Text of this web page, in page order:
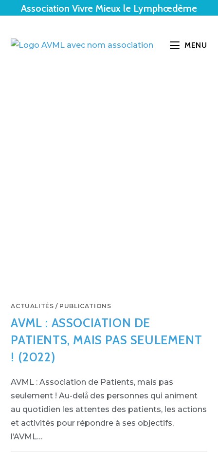
Association Vivre Mieux le Lymphœdème
MENU
ACTUALITÉS / PUBLICATIONS
AVML : ASSOCIATION DE
PATIENTS, MAIS PAS SEULEMENT
! (2022)
AVML : Association de Patients, mais pas
seulement ! Au-delà̀ des personnes qui animent
au quotidien les attentes des patients, les actions
et activités pour répondre à ses objectifs,
l’AVML…